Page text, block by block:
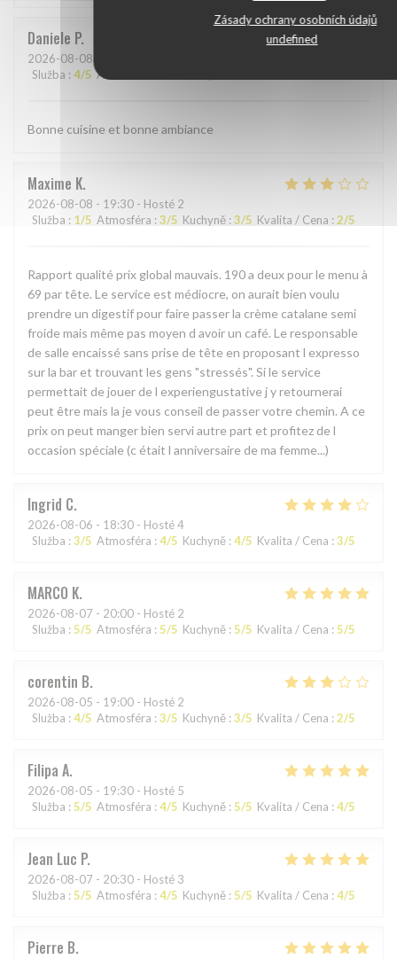
Zásady ochrany osobních údajů
undefined
Daniele P
2026-08-08
Služba : 4/5 Atmosféra
Bonne cuisine et bonne ambiance
Maxime K
2026-08-08 - 19:30 - Hosté 2
Služba : 1/5 Atmosféra : 3/5 Kuchyně : 3/5 Kvalita / Cena : 2/5
Rapport qualité prix global mauvais. 190 a deux pour le menu à
69 par tête. Le service est médiocre, on aurait bien voulu
prendre un digestif pour faire passer la crème catalane semi
froide mais même pas moyen d avoir un café. Le responsable
de salle encaissé sans prise de tête en proposant l expresso
sur la bar et trouvant les gens "stressés". Si le service
permettait de jouer de l experiengustative j y retournerai
peut être mais la je vous conseil de passer votre chemin. A ce
prix on peut manger bien servi autre part et profitez de l
occasion spéciale (c était l anniversaire de ma femme...)
Ingrid C
2026-08-06 - 18:30 - Hosté 4
Služba : 3/5 Atmosféra : 4/5 Kuchyně : 4/5 Kvalita / Cena : 3/5
MARCO K
2026-08-07 - 20:00 - Hosté 2
Služba : 5/5 Atmosféra : 5/5 Kuchyně : 5/5 Kvalita / Cena : 5/5
corentin B
2026-08-05 - 19:00 - Hosté 2
Služba : 4/5 Atmosféra : 3/5 Kuchyně : 3/5 Kvalita / Cena : 2/5
Filipa A
2026-08-05 - 19:30 - Hosté 5
Služba : 5/5 Atmosféra : 4/5 Kuchyně : 5/5 Kvalita / Cena : 4/5
Jean Luc P
2026-08-07 - 20:30 - Hosté 3
Služba : 5/5 Atmosféra : 4/5 Kuchyně : 5/5 Kvalita / Cena : 4/5
Pierre B